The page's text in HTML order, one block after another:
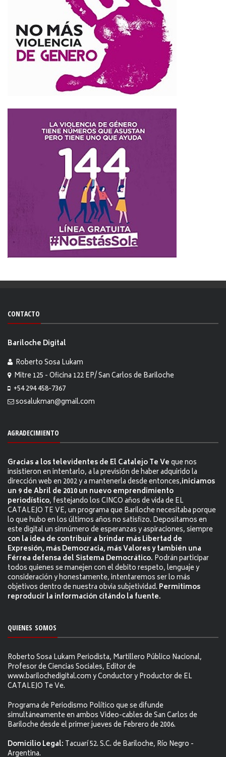
CONTACTO
Bariloche Digital
Roberto Sosa Lukam
Mitre 125 - Oficina 122 EP/ San Carlos de Bariloche
+54 294 458-7367
sosalukman@gmail.com
AGRADECIMIENTO
Gracias a los televidentes de El Catalejo Te Veque nos
insistieron en intentarlo, a la previsión de haber adquirido la
dirección web en 2002 y a mantenerla desde entonces,iniciamos
un 9 de Abril de 2010 un nuevo emprendimiento
periodístico, festejando los CINCO años de vida de EL
CATALEJO TE VE, un programa que Bariloche necesitaba porque
lo que hubo en los últimos años no satisfizo. Depositamos en
este digital un sinnúmero de esperanzas y aspiraciones, siempre
con la idea de contribuir a brindar más Libertad de
Expresión, más Democracia, más Valores y también una
Férrea defensa del Sistema Democrático. Podrán participar
todos quienes se manejen con el debito respeto, lenguaje y
consideración y honestamente, intentaremos ser lo más
objetivos dentro de nuestra obvia subjetividad. Permitimos
reproducir la información citándo la fuente.
QUIENES SOMOS
Roberto Sosa Lukam Periodista, Martillero Público Nacional,
Profesor de Ciencias Sociales, Editor de
www.barilochedigital.com y Conductor y Productor de EL
CATALEJO Te Ve.
Programa de Periodismo Político que se difunde
simultáneamente en ambos Video-cables de San Carlos de
Bariloche desde el primer jueves de Febrero de 2006.
Domicilio Legal: Tacuarí 52. S.C. de Bariloche, Río Negro -
Argentina.